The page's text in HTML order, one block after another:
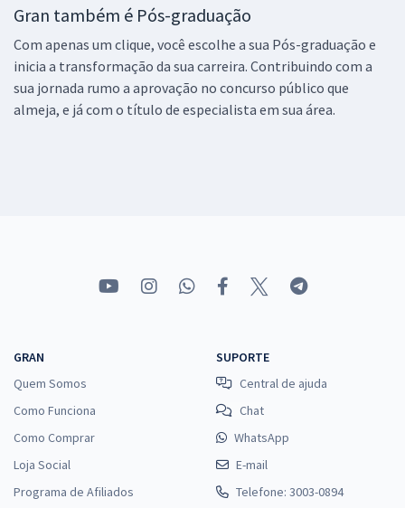
Gran também é Pós-graduação
Com apenas um clique, você escolhe a sua Pós-graduação e
inicia a transformação da sua carreira. Contribuindo com a
sua jornada rumo a aprovação no concurso público que
almeja, e já com o título de especialista em sua área.
GRAN
Quem Somos
Como Funciona
Como Comprar
Loja Social
Programa de Afiliados
SUPORTE
Central de ajuda
Chat
WhatsApp
E-mail
Telefone: 3003-0894